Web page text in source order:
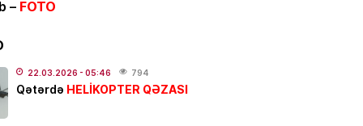
- 00:12
– FOTO
22.03.2026 - 05:46 794
Qətərdə HELİKOPTER QƏZASI